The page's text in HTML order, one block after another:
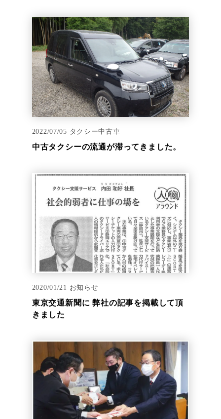
2022/07/05 タクシー中古車
中古タクシーの流通が滞ってきました。
2020/01/21 お知らせ
東京交通新聞に 弊社の記事を掲載して頂
きました